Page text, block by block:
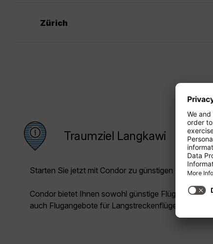
Zürich
Traumziel Langkawi
Starten Sie jetzt mit Condor zu günstigen Preisen in
Condor bietet Ihnen sowohl günstige Flüge für die
auch Flugangebote für Langstreckenflüge.